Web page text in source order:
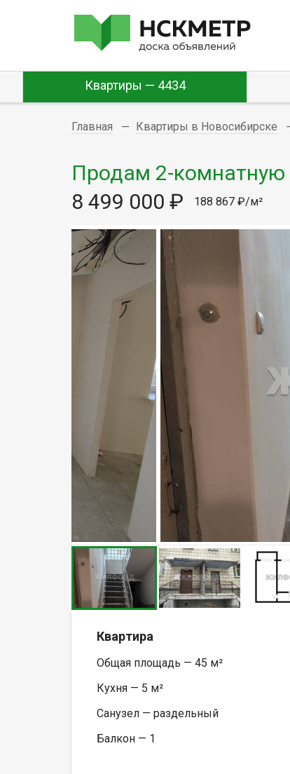
Квартиры — 4434
Главная Квартиры в Новосибирске
Продам 2-комнатную
8 499 000 ₽
188 867 ₽/м²
Квартира
Общая площадь — 45 м²
Кухня — 5 м²
Санузел — раздельный
Балкон — 1